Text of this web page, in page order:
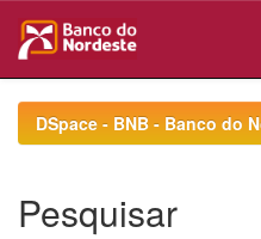
navigationDSpace - BNB - Banco do
Pesquisar